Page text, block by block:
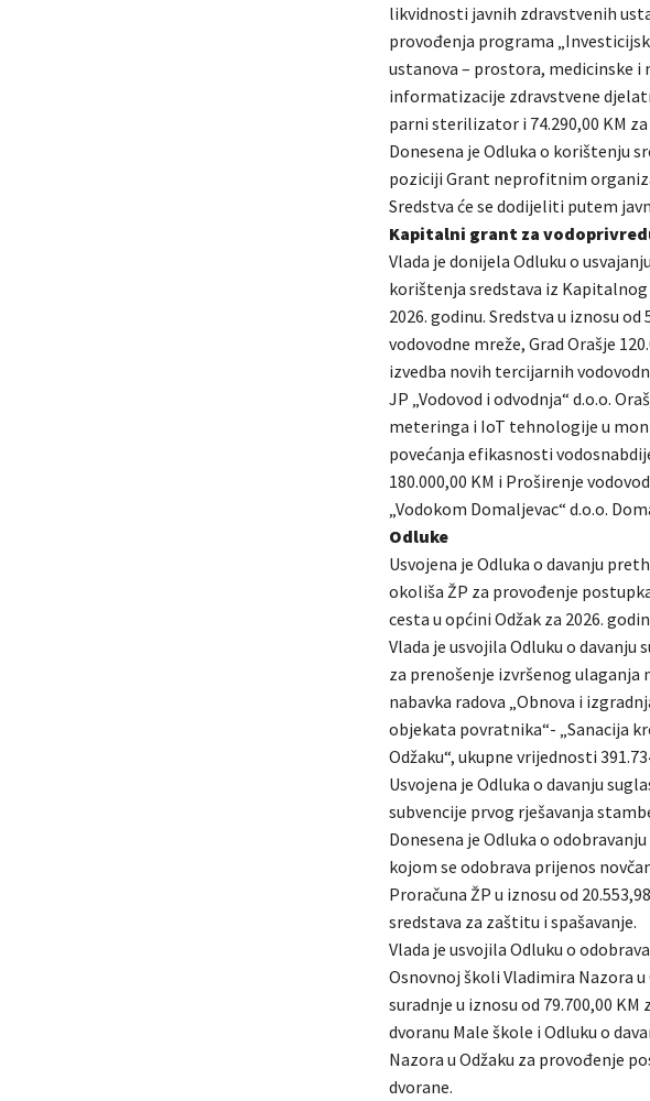
likvidnosti javnih zdravstvenih
provođenja programa
ustanova – prostora, medicinske
informatizacije zdravstvene
parni sterilizator i 74.290,00 KM
Donesena je Odluka o korištenju
poziciji Grant neprofitnim
Sredstva će se dodijeliti putem
Kapitalni grant za
Vlada je donijela Odluku o
korištenja sredstava iz
2026. godinu. Sredstva u iznosu
vodovodne mreže, Grad Orašje
izvedba novih tercijarnih
JP „Vodovod i odvodnja“ d.o.o.
meteringa i IoT tehnologije u
povećanja efikasnosti
180.000,00 KM i Proširenje
„Vodokom Domaljevac“ d.o.o.
Odluke
Usvojena je Odluka o davanju
okoliša ŽP za provođenje
cesta u općini Odžak za 2026.
Vlada je usvojila Odluku o
za prenošenje izvršenog ulaganja
nabavka radova „Obnova i
objekata povratnika“- „Sanacija
Odžaku“, ukupne vrijednosti
Usvojena je Odluka o davanju
subvencije prvog rješavanja
Donesena je Odluka o
kojom se odobrava prijenos
Proračuna ŽP u iznosu od
sredstava za zaštitu i spašavanje.
Vlada je usvojila Odluku o
Osnovnoj školi Vladimira Nazora
suradnje u iznosu od 79.700,00
dvoranu Male škole i Odluku o
Nazora u Odžaku za provođenje
dvorane.